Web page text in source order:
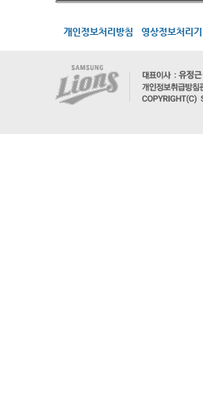
개인정보처리방침 영상정보처리